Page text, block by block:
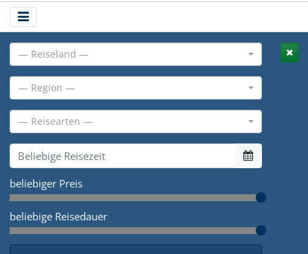
— Reiseland —
— Region —
— Reisearten —
beliebiger Preis
beliebige Reisedauer